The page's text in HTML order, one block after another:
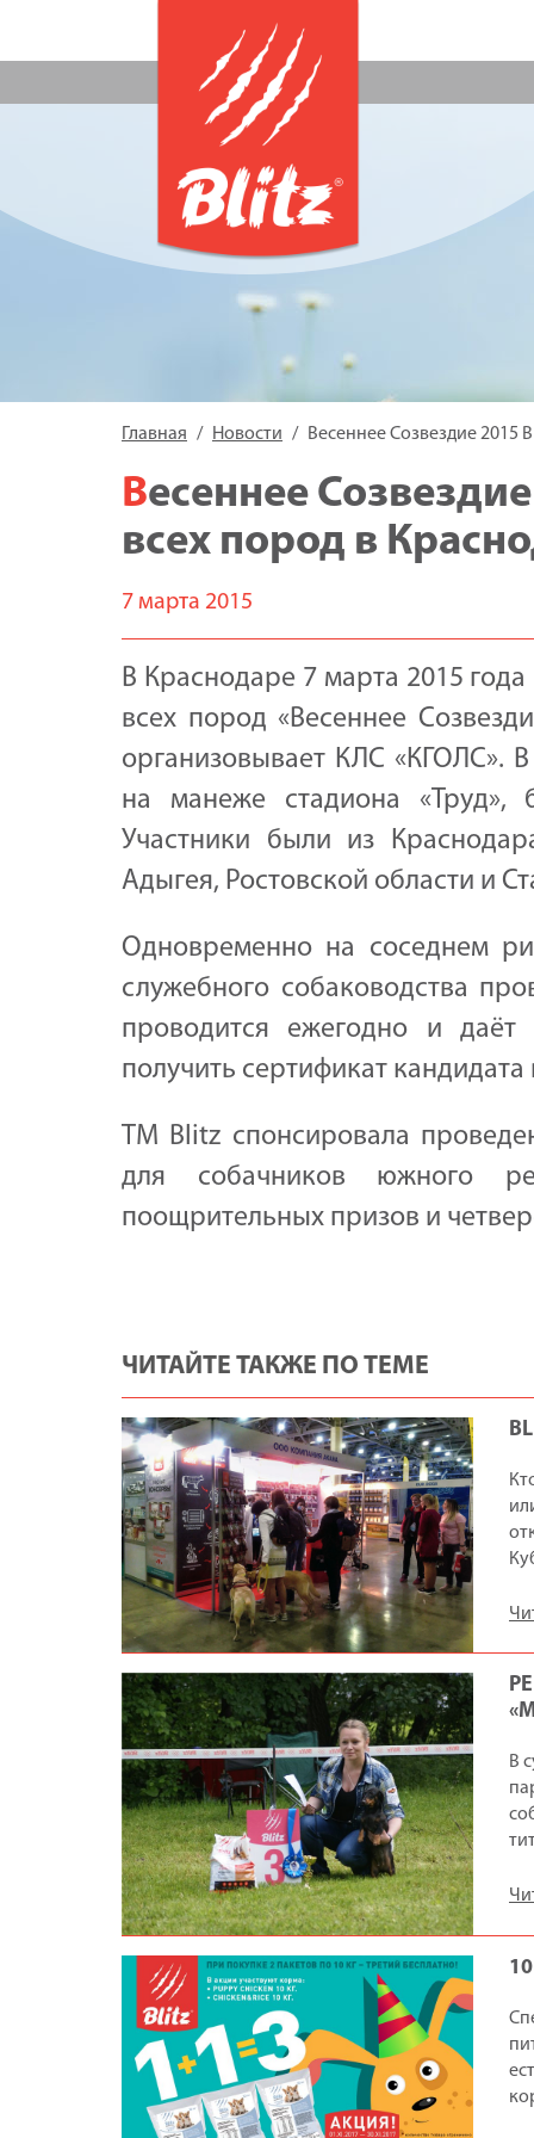
Главная Новости Весеннее Созвездие 2015
Весеннее Созвездие 2015 Выставка собак
всех пород в
7 марта 2015
В Краснодаре 7 марта 2015
всех пород «Весеннее
организовывает КЛС «КГОЛС».
на манеже стадиона «Труд»,
Участники были из
Адыгея, Ростовской области и
Одновременно на соседнем
служебного собаководства
проводится ежегодно и
получить сертификат
ТМ Blitz спонсировала
для собачников южного
поощрительных призов и
ЧИТАЙТЕ ТАКЖЕ ПО ТЕМЕ
В